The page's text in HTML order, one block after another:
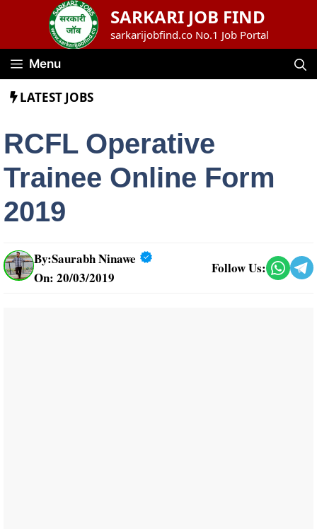
SARKARI JOB FIND
sarkarijobfind.co No.1 Job Portal
Menu
LATEST JOBS
RCFL Operative
Trainee Online Form
2019
By:Saurabh Ninawe
On: 20/03/2019
Follow Us: